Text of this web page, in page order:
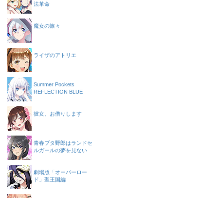
法革命
魔女の旅々
ライザのアトリエ
Summer Pockets
REFLECTION BLUE
彼女、お借りします
青春ブタ野郎はランドセ
ルガールの夢を見ない
劇場版「オーバーロー
ド」聖王国編